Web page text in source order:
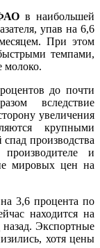
в наибольшей
упав на 6,6
При этом
темпами,
молоко.
до почти
вследствие
увеличения
крупными
производства
и
мировых цен на
3,6 процента по
находится на
назад. Экспортные
хотя цены